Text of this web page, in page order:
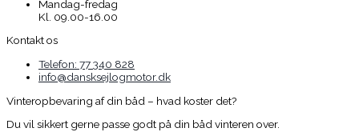
Mandag-fredag
Kl. 09.00-16.00
Kontakt os
Telefon: 77 340 828
info@dansksejlogmotor.dk
Vinteropbevaring af din båd – hvad koster det?
Du vil sikkert gerne passe godt på din båd vinteren over.